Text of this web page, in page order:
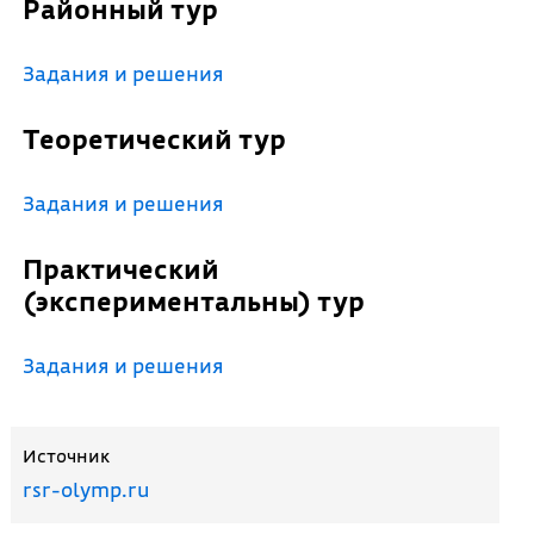
Районный тур
Задания и решения
Теоретический тур
Задания и решения
Практический
(экспериментальны) тур
Задания и решения
Источник
rsr-olymp.ru